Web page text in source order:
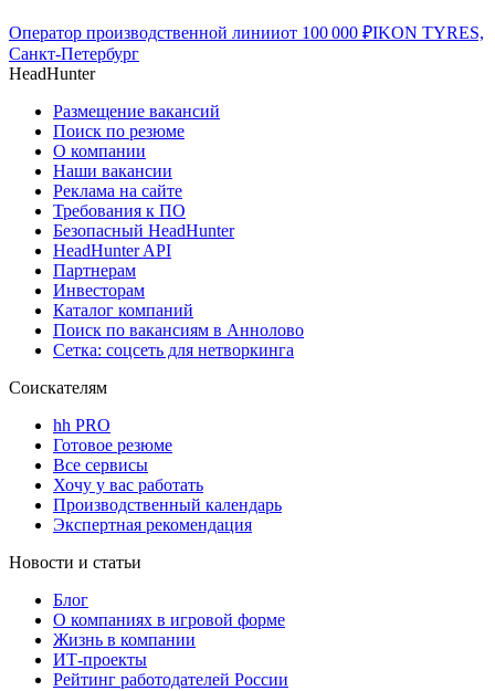
Оператор производственной линииот 100 000 ₽IKON TYRES,
Санкт-Петербург
HeadHunter
Размещение вакансий
Поиск по резюме
О компании
Наши вакансии
Реклама на сайте
Требования к ПО
Безопасный HeadHunter
HeadHunter API
Партнерам
Инвесторам
Каталог компаний
Поиск по вакансиям в Аннолово
Сетка: соцсеть для нетворкинга
Соискателям
hh PRO
Готовое резюме
Все сервисы
Хочу у вас работать
Производственный календарь
Экспертная рекомендация
Новости и статьи
Блог
О компаниях в игровой форме
Жизнь в компании
ИТ-проекты
Рейтинг работодателей России